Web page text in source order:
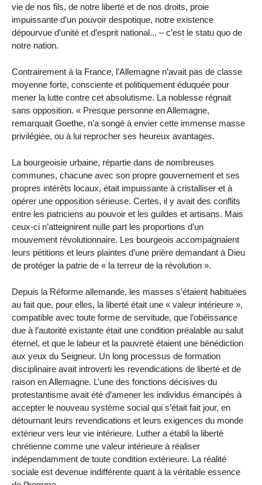
vie de nos fils, de notre liberté et de nos droits, proie
impuissante d’un pouvoir despotique, notre existence
dépourvue d’unité et d’esprit national... – c’est le statu quo de
notre nation.
Contrairement à la France, l’Allemagne n’avait pas de classe
moyenne forte, consciente et politiquement éduquée pour
mener la lutte contre cet absolutisme. La noblesse régnait
sans opposition. « Presque personne en Allemagne,
remarquait Goethe, n’a songé à envier cette immense masse
privilégiée, ou à lui reprocher ses heureux avantages.
La bourgeoisie urbaine, répartie dans de nombreuses
communes, chacune avec son propre gouvernement et ses
propres intérêts locaux, était impuissante à cristalliser et à
opérer une opposition sérieuse. Certes, il y avait des conflits
entre les patriciens au pouvoir et les guildes et artisans. Mais
ceux-ci n’atteignirent nulle part les proportions d’un
mouvement révolutionnaire. Les bourgeois accompagnaient
leurs pétitions et leurs plaintes d’une prière demandant à Dieu
de protéger la patrie de « la terreur de la révolution ».
Depuis la Réforme allemande, les masses s’étaient habituées
au fait que, pour elles, la liberté était une « valeur intérieure »,
compatible avec toute forme de servitude, que l’obéissance
due à l’autorité existante était une condition préalable au salut
éternel, et que le labeur et la pauvreté étaient une bénédiction
aux yeux du Seigneur. Un long processus de formation
disciplinaire avait introverti les revendications de liberté et de
raison en Allemagne. L’une des fonctions décisives du
protestantisme avait été d’amener les individus émancipés à
accepter le nouveau système social qui s’était fait jour, en
détournant leurs revendications et leurs exigences du monde
extérieur vers leur vie intérieure. Luther a établi la liberté
chrétienne comme une valeur intérieure à réaliser
indépendamment de toute condition extérieure. La réalité
sociale est devenue indifférente quant à la véritable essence